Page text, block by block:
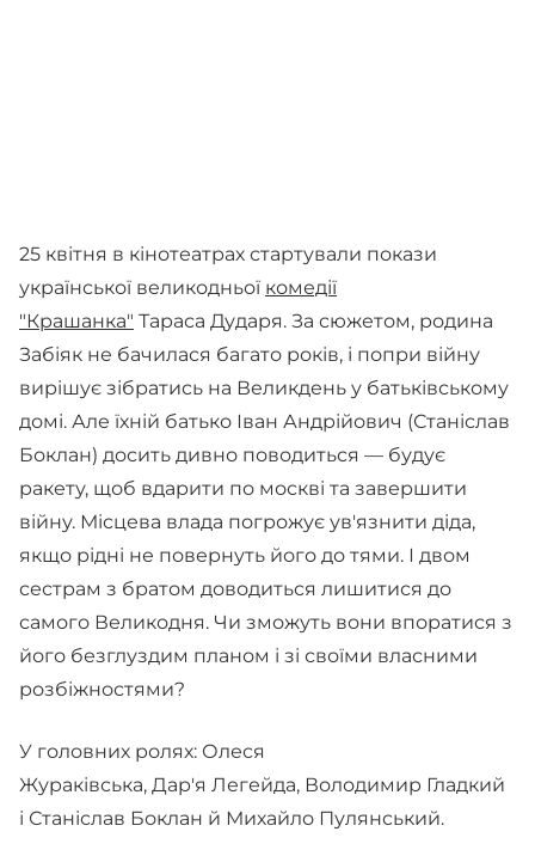
25 квітня в кінотеатрах стартували покази
української великодньої комедії
"Крашанка" Тараса Дударя. За сюжетом, родина
Забіяк не бачилася багато років, і попри війну
вирішує зібратись на Великдень у батьківському
домі. Але їхній батько Іван Андрійович (Станіслав
Боклан) досить дивно поводиться — будує
ракету, щоб вдарити по москві та завершити
війну. Місцева влада погрожує ув'язнити діда,
якщо рідні не повернуть його до тями. І двом
сестрам з братом доводиться лишитися до
самого Великодня. Чи зможуть вони впоратися з
його безглуздим планом і зі своїми власними
розбіжностями?
У головних ролях: Олеся
Жураківська, Дар'я Легейда, Володимир Гладкий
і Станіслав Боклан й Михайло Пулянський.